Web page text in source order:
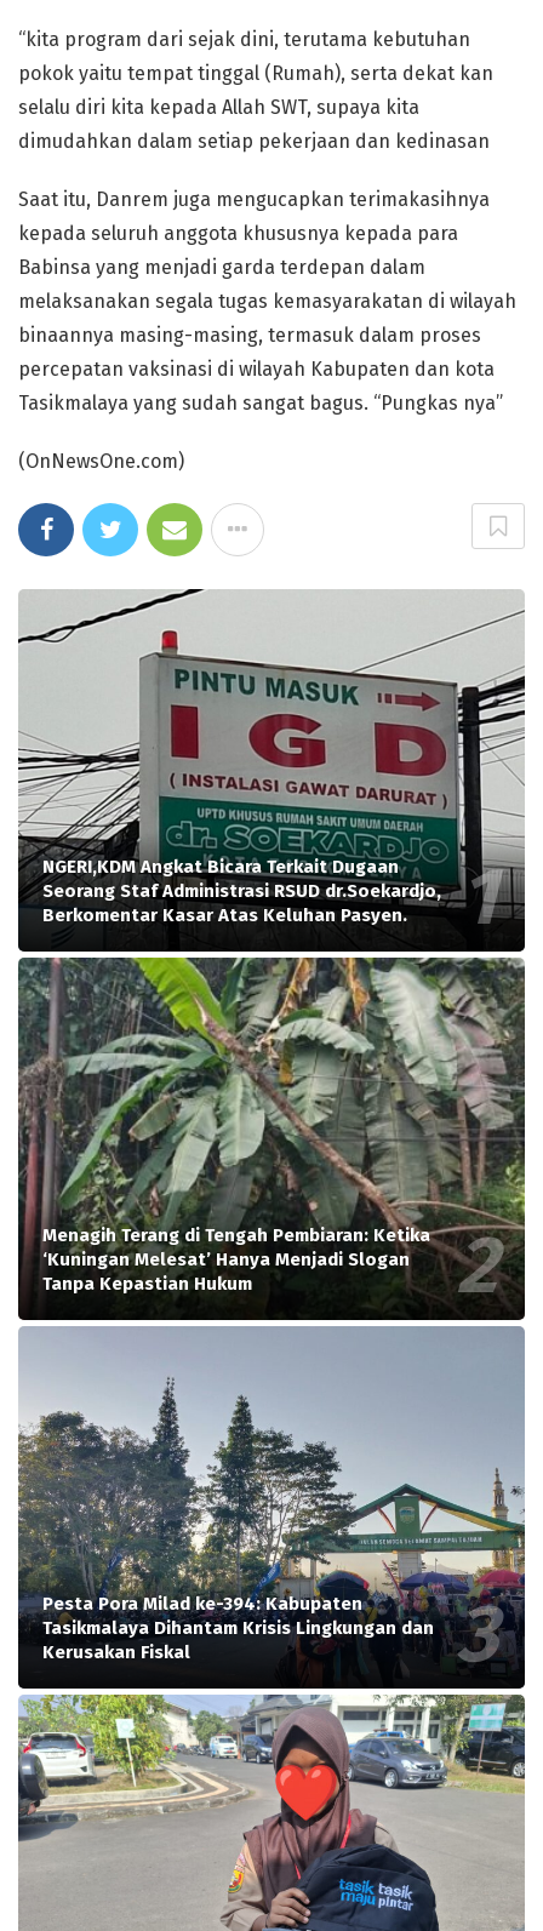
“kita program dari sejak dini, terutama kebutuhan
pokok yaitu tempat tinggal (Rumah), serta dekat kan
selalu diri kita kepada Allah SWT, supaya kita
dimudahkan dalam setiap pekerjaan dan kedinasan
Saat itu, Danrem juga mengucapkan terimakasihnya
kepada seluruh anggota khususnya kepada para
Babinsa yang menjadi garda terdepan dalam
melaksanakan segala tugas kemasyarakatan di wilayah
binaannya masing-masing, termasuk dalam proses
percepatan vaksinasi di wilayah Kabupaten dan kota
Tasikmalaya yang sudah sangat bagus. “Pungkas nya”
(OnNewsOne.com)
NGERI,KDM Angkat Bicara Terkait Dugaan
Seorang Staf Administrasi RSUD dr.Soekardjo,
Berkomentar Kasar Atas Keluhan Pasyen.
Menagih Terang di Tengah Pembiaran: Ketika
‘Kuningan Melesat’ Hanya Menjadi Slogan
Tanpa Kepastian Hukum
Pesta Pora Milad ke-394: Kabupaten
Tasikmalaya Dihantam Krisis Lingkungan dan
Kerusakan Fiskal